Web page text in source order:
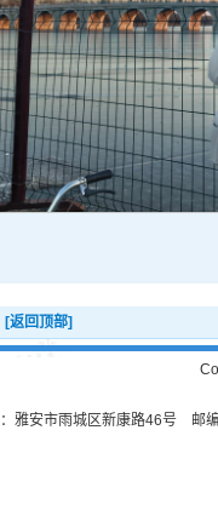
[返回顶部]
雅安市雨城区新康路46号 邮